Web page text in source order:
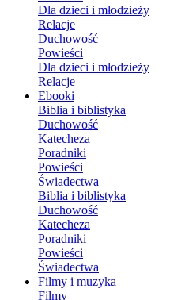
Dla dzieci i młodzieży
Relacje
Duchowość
Powieści
Dla dzieci i młodzieży
Relacje
Ebooki
Biblia i biblistyka
Duchowość
Katecheza
Poradniki
Powieści
Świadectwa
Biblia i biblistyka
Duchowość
Katecheza
Poradniki
Powieści
Świadectwa
Filmy i muzyka
Filmy